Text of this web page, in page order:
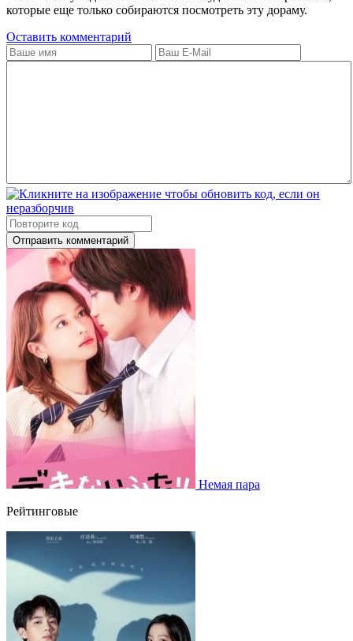
которые еще только собираются посмотреть эту дораму.
Оставить комментарий
Отправить комментарий
Немая пара
Рейтинговые